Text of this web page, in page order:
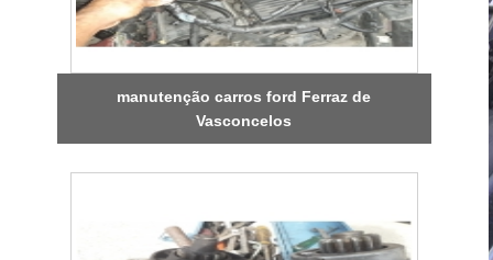
manutenção carros ford Ferraz de
Vasconcelos